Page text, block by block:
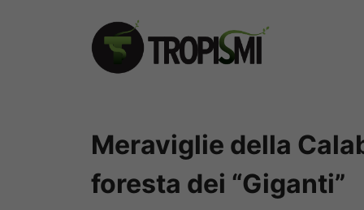
Meraviglie della
foresta dei “Giganti”